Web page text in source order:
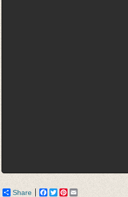
Share Facebook
TwitterPinterest